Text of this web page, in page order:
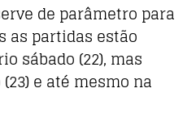
de parâmetro para
as partidas estão
sábado (22), mas
e até mesmo na